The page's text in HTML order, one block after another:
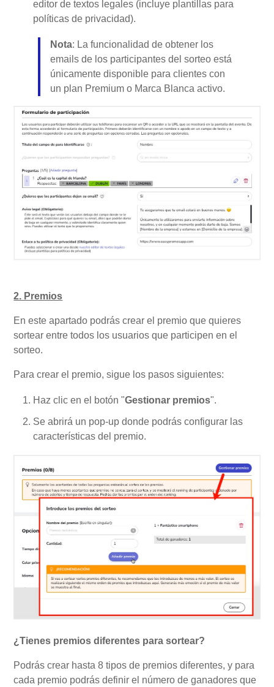
editor de textos legales (incluye plantillas para
políticas de privacidad).
Nota: La funcionalidad de obtener los
emails de los participantes del sorteo está
únicamente disponible para clientes con
un plan Premium o Marca Blanca activo.
2. Premios
En este apartado podrás crear el premio que quieres
sortear entre todos los usuarios que participen en el
sorteo.
Para crear el premio, sigue los pasos siguientes:
Haz clic en el botón "Gestionar premios".
Se abrirá un pop-up donde podrás configurar las
características del premio.
¿Tienes premios diferentes para sortear?
Podrás crear hasta 8 tipos de premios diferentes, y para
cada premio podrás definir el número de ganadores que